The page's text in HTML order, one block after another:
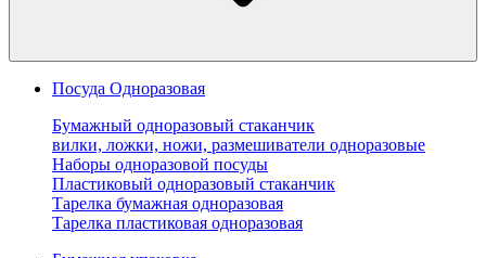
Посуда Одноразовая
Бумажный одноразовый стаканчик
вилки, ложки, ножи, размешиватели одноразовые
Наборы одноразовой посуды
Пластиковый одноразовый стаканчик
Тарелка бумажная одноразовая
Тарелка пластиковая одноразовая